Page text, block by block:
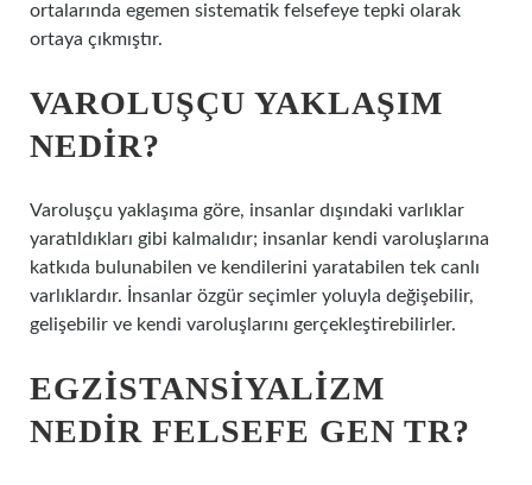
ortalarında egemen sistematik felsefeye tepki olarak
ortaya çıkmıştır.
VAROLUŞÇU YAKLAŞIM
NEDIR?
Varoluşçu yaklaşıma göre, insanlar dışındaki varlıklar
yaratıldıkları gibi kalmalıdır; insanlar kendi varoluşlarına
katkıda bulunabilen ve kendilerini yaratabilen tek canlı
varlıklardır. İnsanlar özgür seçimler yoluyla değişebilir,
gelişebilir ve kendi varoluşlarını gerçekleştirebilirler.
EGZISTANSIYALIZM
NEDIR FELSEFE GEN TR?